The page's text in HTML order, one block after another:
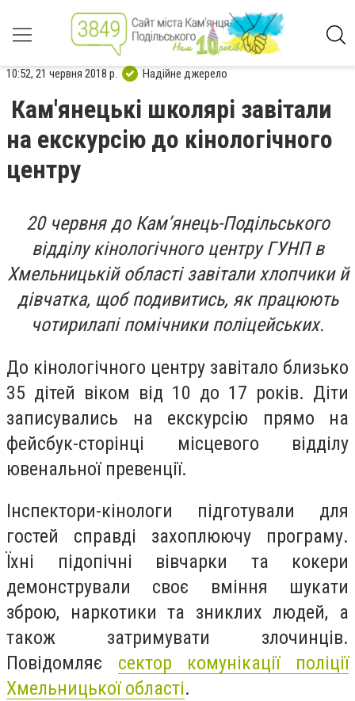
10:52, 21 червня 2018 р. Надійне джерело
Кам'янецькі школярі завітали
на екскурсію до кінологічного
центру
20 червня до Кам’янець-Подільського
відділу кінологічного центру ГУНП в
Хмельницькій області завітали хлопчики й
дівчатка, щоб подивитись, як працюють
чотирилапі помічники поліцейських.
До кінологічного центру завітало близько
35 дітей віком від 10 до 17 років. Діти
записувались на екскурсію прямо на
фейсбук-сторінці місцевого відділу
ювенальної превенції.
Інспектори-кінологи підготували для
гостей справді захоплюючу програму.
Їхні підопічні вівчарки та кокери
демонстрували своє вміння шукати
зброю, наркотики та зниклих людей, а
також затримувати злочинців.
Повідомляє сектор комунікації поліції
Хмельницької області.